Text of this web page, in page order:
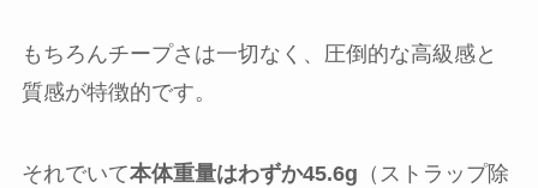
もちろんチープさは一切なく、圧倒的な高級感と
質感が特徴的です。
それでいて本体重量はわずか45.6g （ストラップ除